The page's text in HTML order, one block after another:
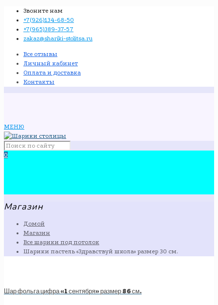
Звоните нам
+7(926)134-68-50
+7(965)389-37-57
zakaz@shariki-stolitsa.ru
Все отзывы
Личный кабинет
Оплата и доставка
Контакты
МЕНЮ
0
Магазин
Домой
Магазин
Все шарики под потолок
Шарики пастель «Здравствуй школа» размер 30 см.
Шар фольга цифра «1 сентября» размер 86 см.